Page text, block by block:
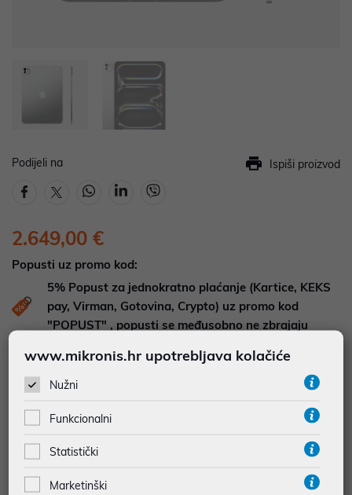
Podijeli na Ispiši proizvod
2.649,00 €
Popusti uz promo kod:
5% Popust za jednokratno plaćanje (Kartice, KEKS
pay, Virman, Gotovina, Crypto) uz promo kod
"POPUST" , popusti se međusobno ne zbrajaju
Pošaljite upit na
www.mikronis.hr upotrebljava kolačiće
Nužni
Funkcionalni
Statistički
Marketinški